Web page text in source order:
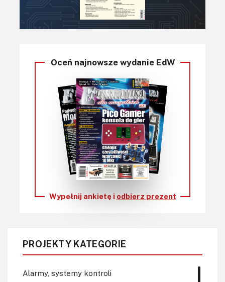
Oceń najnowsze wydanie EdW
Wypełnij ankietę i odbierz prezent
PROJEKTY KATEGORIE
Alarmy, systemy kontroli